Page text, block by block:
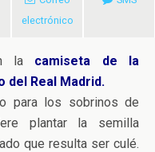
electrónico
la camiseta de la
del Real Madrid.
para los sobrinos de
plantar la semilla
que resulta ser culé.